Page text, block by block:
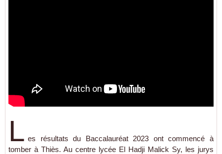
L es résultats du Baccalauréat 2023 ont commencé à
tomber à Thiès. Au centre lycée El Hadji Malick Sy, les jurys